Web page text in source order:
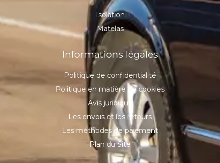
Isolation
Matelas
Informations légales
Politique de confidentialité
Politique en matière de cookies
Avis juridique
Les envois et les retours
Les méthodes de paiement
Plan du Site